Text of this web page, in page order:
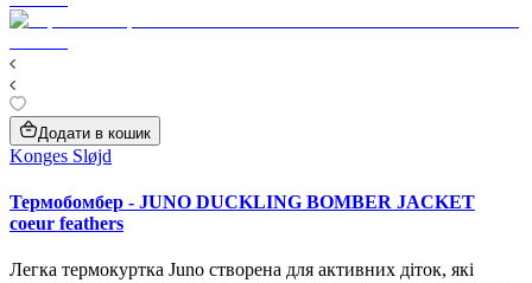
Додати в кошик
Konges Sløjd
Термобомбер - JUNO DUCKLING BOMBER JACKET
coeur feathers
Легка термокуртка Juno створена для активних діток, які